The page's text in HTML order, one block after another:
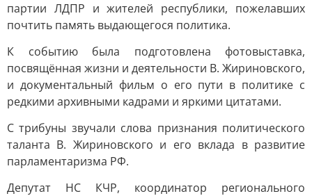
партии ЛДПР и жителей республики, пожелавших
почтить память выдающегося политика.
К событию была подготовлена фотовыставка,
посвящённая жизни и деятельности В. Жириновского,
и документальный фильм о его пути в политике с
редкими архивными кадрами и яркими цитатами.
С трибуны звучали слова признания политического
таланта В. Жириновского и его вклада в развитие
парламентаризма РФ.
Депутат НС КЧР, координатор регионального